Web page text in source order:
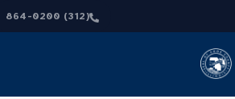
(312) 864-0200